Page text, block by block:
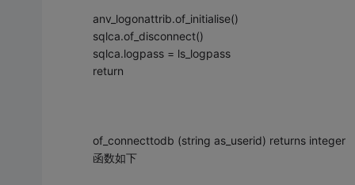
anv_logonattrib.of_initialise()
sqlca.of_disconnect()
sqlca.logpass = ls_logpass
return
of_connecttodb (string as_userid) returns integer
函数如下